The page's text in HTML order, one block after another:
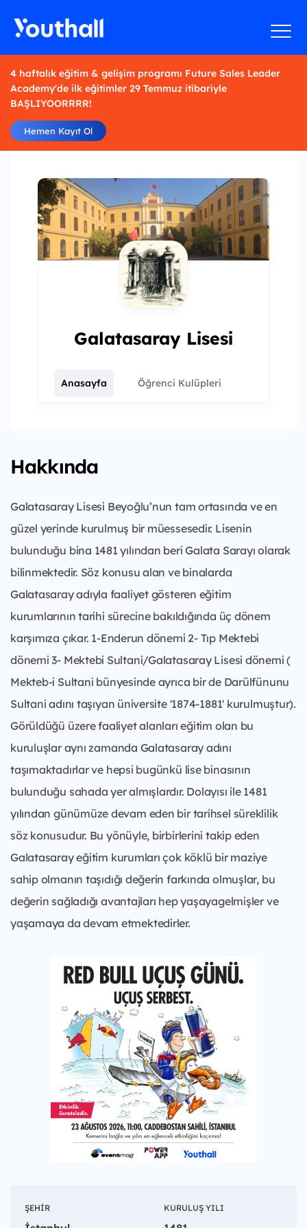
4 haftalık eğitim & gelişim programı Future Sales Leader
Academy'de ilk eğitimler 29 Temmuz itibariyle
BAŞLIYOORRRR!
Hemen Kayıt Ol
Galatasaray Lisesi
Anasayfa Öğrenci Kulüpleri
Hakkında
Galatasaray Lisesi Beyoğlu’nun tam ortasında ve en
güzel yerinde kurulmuş bir müessesedir. Lisenin
bulunduğu bina 1481 yılından beri Galata Sarayı olarak
bilinmektedir. Söz konusu alan ve binalarda
Galatasaray adıyla faaliyet gösteren eğitim
kurumlarının tarihi sürecine bakıldığında üç dönem
karşımıza çıkar. 1-Enderun dönemi 2- Tıp Mektebi
dönemi 3- Mektebi Sultani/Galatasaray Lisesi dönemi (
Mekteb-i Sultani bünyesinde ayrıca bir de Darülfünunu
Sultani adını taşıyan üniversite '1874-1881' kurulmuştur).
Görüldüğü üzere faaliyet alanları eğitim olan bu
kuruluşlar aynı zamanda Galatasaray adını
taşımaktadırlar ve hepsi bugünkü lise binasının
bulunduğu sahada yer almışlardır. Dolayısı ile 1481
yılından günümüze devam eden bir tarihsel süreklilik
söz konusudur. Bu yönüyle, birbirlerini takip eden
Galatasaray eğitim kurumları çok köklü bir maziye
sahip olmanın taşıdığı değerin farkında olmuşlar, bu
değerin sağladığı avantajları hep yaşayagelmişler ve
yaşamaya da devam etmektedirler.
ŞEHIR KURULUŞ YILI